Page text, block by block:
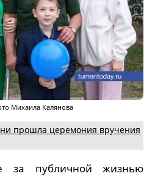
Михаила Калянова
прошла церемония вручения
за публичной жизнью